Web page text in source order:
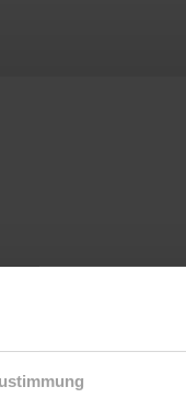
ook voor
kan